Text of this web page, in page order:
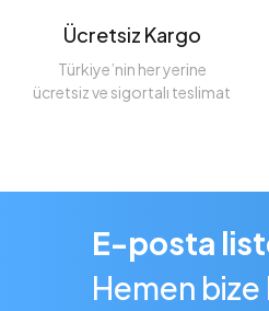
Ücretsiz Kargo
Türkiye’nin her yerine
ücretsiz ve sigortalı teslimat
E-posta
Hemen bize